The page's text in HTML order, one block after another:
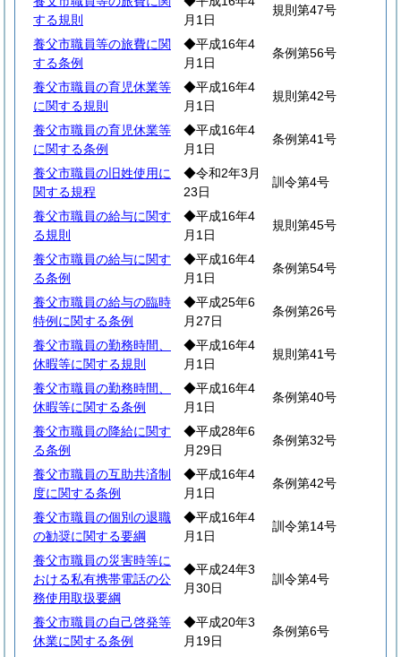
する規則
月1日
規則第47号
養父市職員等の旅費に関
する条例
◆平成16年4
月1日
条例第56号
養父市職員の育児休業等
に関する規則
◆平成16年4
月1日
規則第42号
養父市職員の育児休業等
に関する条例
◆平成16年4
月1日
条例第41号
養父市職員の旧姓使用に
関する規程
◆令和2年3月
23日
訓令第4号
養父市職員の給与に関す
る規則
◆平成16年4
月1日
規則第45号
養父市職員の給与に関す
る条例
◆平成16年4
月1日
条例第54号
養父市職員の給与の臨時
特例に関する条例
◆平成25年6
月27日
条例第26号
養父市職員の勤務時間、
休暇等に関する規則
◆平成16年4
月1日
規則第41号
養父市職員の勤務時間、
休暇等に関する条例
◆平成16年4
月1日
条例第40号
養父市職員の降給に関す
る条例
◆平成28年6
月29日
条例第32号
養父市職員の互助共済制
度に関する条例
◆平成16年4
月1日
条例第42号
養父市職員の個別の退職
の勧奨に関する要綱
◆平成16年4
月1日
訓令第14号
養父市職員の災害時等に
おける私有携帯電話の公
務使用取扱要綱
◆平成24年3
月30日
訓令第4号
養父市職員の自己啓発等
休業に関する条例
◆平成20年3
月19日
条例第6号